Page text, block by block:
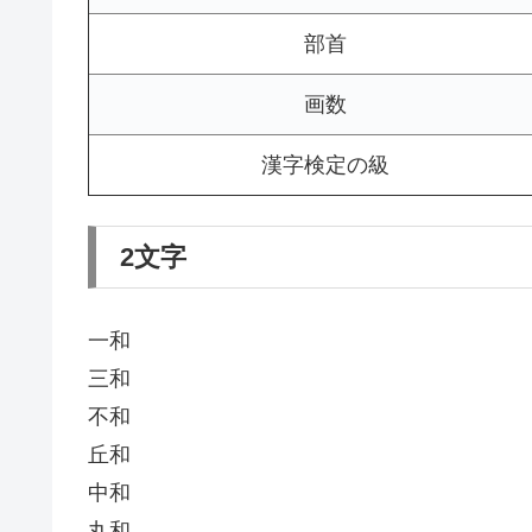
部首
画数
漢字検定の級
2文字
一和
三和
不和
丘和
中和